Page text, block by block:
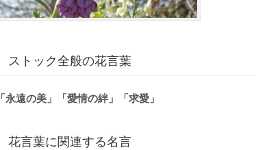
ストック全般の花言葉
「永遠の美」「愛情の絆」「求愛」
花言葉に関連する名言